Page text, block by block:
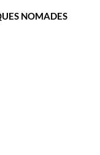
NOMADES